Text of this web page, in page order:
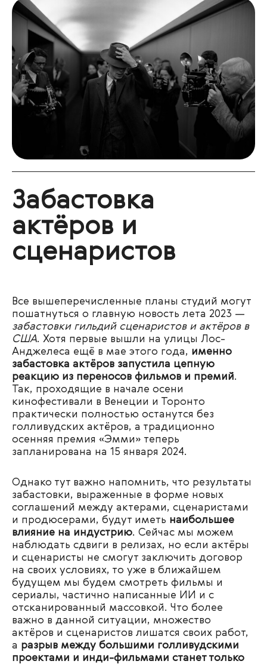
Забастовка
актёров и
сценаристов
Все вышеперечисленные планы студий могут
пошатнуться о главную новость лета 2023 —
забастовки гильдий сценаристов и актёров в
США. Хотя первые вышли на улицы Лос-
Анджелеса ещё в мае этого года, именно
забастовка актёров запустила цепную
реакцию из переносов фильмов и премий.
Так, проходящие в начале осени
кинофестивали в Венеции и Торонто
практически полностью останутся без
голливудских актёров, а традиционно
осенняя премия «Эмми» теперь
запланирована на 15 января 2024.
Однако тут важно напомнить, что результаты
забастовки, выраженные в форме новых
соглашений между актерами, сценаристами
и продюсерами, будут иметь наибольшее
влияние на индустрию. Сейчас мы можем
наблюдать сдвиги в релизах, но если актёры
и сценаристы не смогут заключить договор
на своих условиях, то уже в ближайшем
будущем мы будем смотреть фильмы и
сериалы, частично написанные ИИ и с
отсканированный массовкой. Что более
важно в данной ситуации, множество
актёров и сценаристов лишатся своих работ,
а разрыв между большими голливудскими
проектами и инди-фильмами станет только